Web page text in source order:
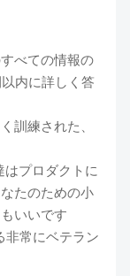
べての情報の
内に詳しく答
訓練された、
プロダクトに
たのための小
いいです
非常にベテラン